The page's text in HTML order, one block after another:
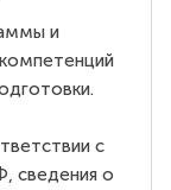
и
с
сведения о